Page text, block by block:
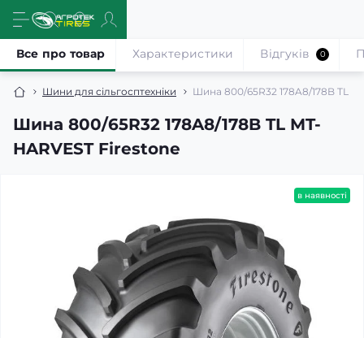
Шини для сільгосптехніки Шина 800/65R32 178A8/178B TL
Шина 800/65R32 178A8/178B TL MT-
HARVEST Firestone
Все про товар Характеристики Відгуків 0
в наявності